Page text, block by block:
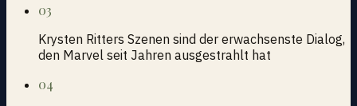
03
Krysten Ritters Szenen sind der erwachsenste Dialog,
den Marvel seit Jahren ausgestrahlt hat
04